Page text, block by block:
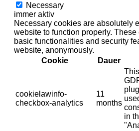
Necessary
immer aktiv
Necessary cookies are absolutely
website to function properly.
basic functionalities and security
website, anonymously.
Cookie
Dauer
cookielawinfo-
checkbox-analytics
11
months
in